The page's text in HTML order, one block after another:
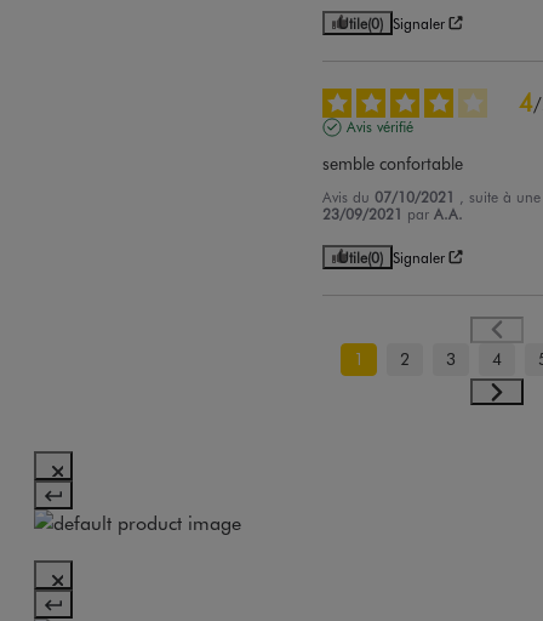
Utile(0) Signaler
4/
Avis vérifié
semble confortable
Avis du07/10/2021
, suite à
23/09/2021 parA.A.
Utile(0) Signaler
1 2 3 4